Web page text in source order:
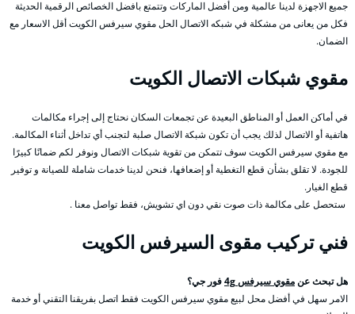
جميع الاجهزة لدينا عالمية ومن أفضل الماركات وتتمتع بافضل الخصائص الرقمية الحديثة
فكل من يعانى من مشكلة في شبكه الاتصال الحل مقوي سيرفس الكويت أقل الاسعار مع
الضمان.
مقوي شبكات الاتصال الكويت
في أماكن العمل أو المناطق البعيدة عن تجمعات السكان نحتاج إلى إجراء مكالمات
هاتفية أو الاتصال لذلك يجب أن تكون شبكة الاتصال صلبة لتجنب أي تداخل أثناء المكالمة.
مع مقوي سيرفس الكويت سوف تتمكن من تقوية شبكات الاتصال ونوفر لكم ضمانًا كبيرًا
للجودة. لا تقلق بشأن قطع التغطية أو إضعافها، فنحن لدينا خدمات شاملة للصيانة و توفير
قطع الغيار.
ستحصل على مكالمة ذات صوت نقي دون اي تشويش، فقط تواصل معنا .
فني تركيب مقوى السيرفس الكويت
هل تبحث عنمقوي سيرفس 4g
فور جي؟
الامر سهل في أفضل محل لبيع مقوي سيرفس الكويت فقط اتصل بفريقنا التقني أو خدمة